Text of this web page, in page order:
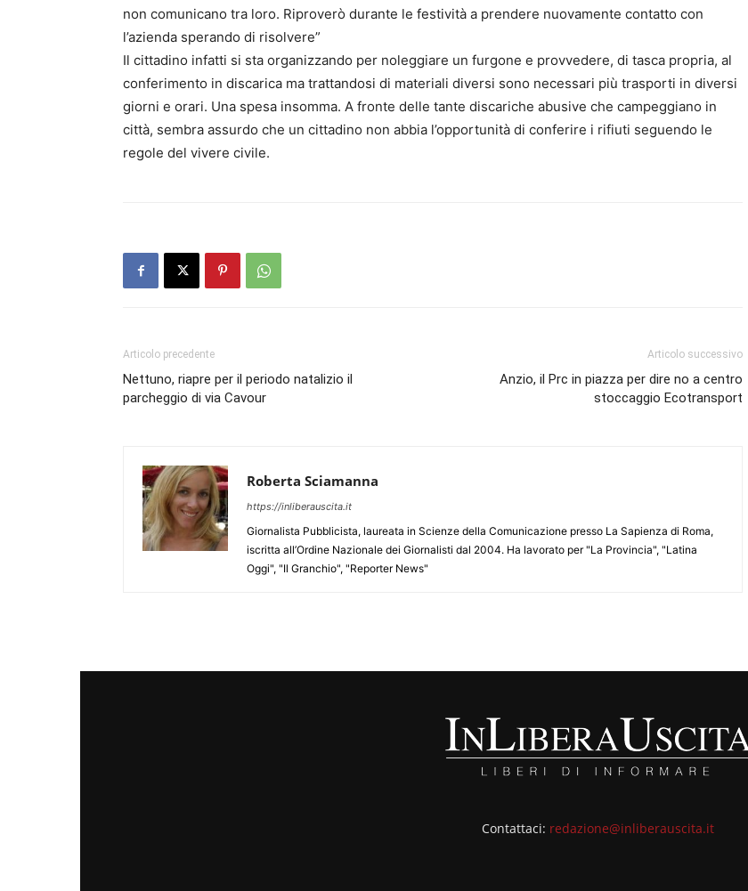
non comunicano tra loro. Riproverò durante le festività a prendere nuovamente contatto con
l’azienda sperando di risolvere”
Il cittadino infatti si sta organizzando per noleggiare un furgone e provvedere, di tasca propria, al
conferimento in discarica ma trattandosi di materiali diversi sono necessari più trasporti in diversi
giorni e orari. Una spesa insomma. A fronte delle tante discariche abusive che campeggiano in
città, sembra assurdo che un cittadino non abbia l’opportunità di conferire i rifiuti seguendo le
regole del vivere civile.
Articolo precedente
Nettuno, riapre per il periodo natalizio il
parcheggio di via Cavour
Articolo successivo
Anzio, il Prc in piazza per dire no a centro
stoccaggio Ecotransport
Roberta Sciamanna
https://inliberauscita.it
Giornalista Pubblicista, laureata in Scienze della Comunicazione presso La Sapienza di Roma,
iscritta all’Ordine Nazionale dei Giornalisti dal 2004. Ha lavorato per "La Provincia", "Latina
Oggi", "Il Granchio", "Reporter News"
Contattaci: redazione@inliberauscita.it